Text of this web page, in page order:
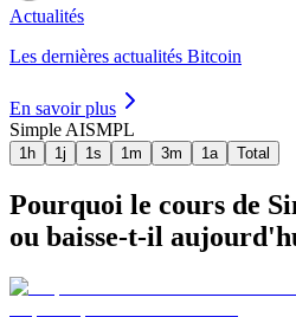
Actualités
Les dernières actualités Bitcoin
En savoir plus
Simple AISMPL
1h 1j 1s 1m 3m 1a Total
Pourquoi le cours de
ou baisse-t-il